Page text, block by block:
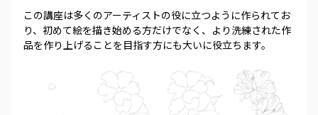
この講座は多くのアーティストの役に立つように作られてお
り、初めて絵を描き始める方だけでなく、より洗練された作
品を作り上げることを目指す方にも大いに役立ちます。